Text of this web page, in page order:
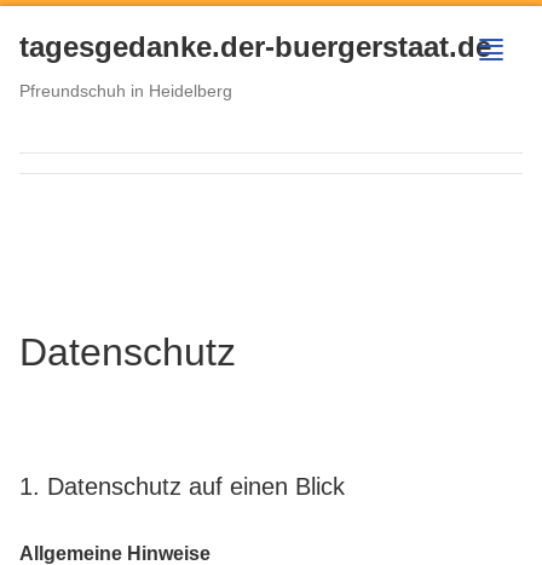
tagesgedanke.der-buergerstaat.de
Pfreundschuh in Heidelberg
menu
Datenschutz
1. Datenschutz auf einen Blick
Allgemeine Hinweise